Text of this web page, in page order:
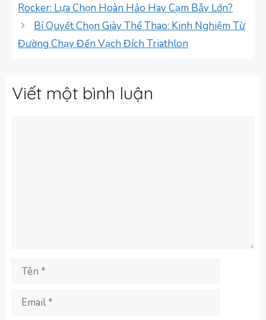
Rocker: Lựa Chọn Hoàn Hảo Hay Cạm Bẫy Lớn?
Bí Quyết Chọn Giày Thể Thao: Kinh Nghiệm Từ
Đường Chạy Đến Vạch Đích Triathlon
Viết một bình luận
Tên
Email